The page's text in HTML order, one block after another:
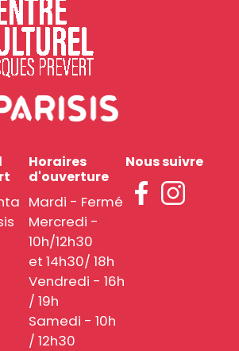
Horaires
d'ouverture
Mardi - Fermé
Mercredi -
10h/12h30
et 14h30/ 18h
Vendredi - 16h
/ 19h
Samedi - 10h
/ 12h30
Nous suivre